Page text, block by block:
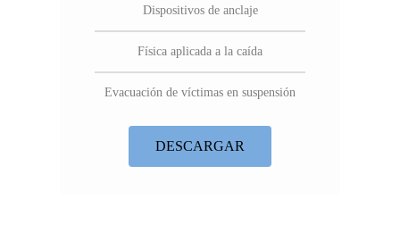
Dispositivos de anclaje
Física aplicada a la caída
Evacuación de víctimas en suspensión
DESCARGAR